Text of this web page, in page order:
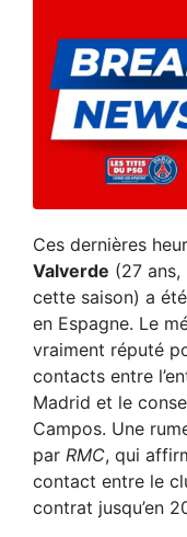
Ces dernières
Valverde (27
cette saison) a
en Espagne. Le
vraiment réputé
contacts entre
Madrid et le
Campos. Une
par RMC, qui
contact entre le
contrat jusqu’en